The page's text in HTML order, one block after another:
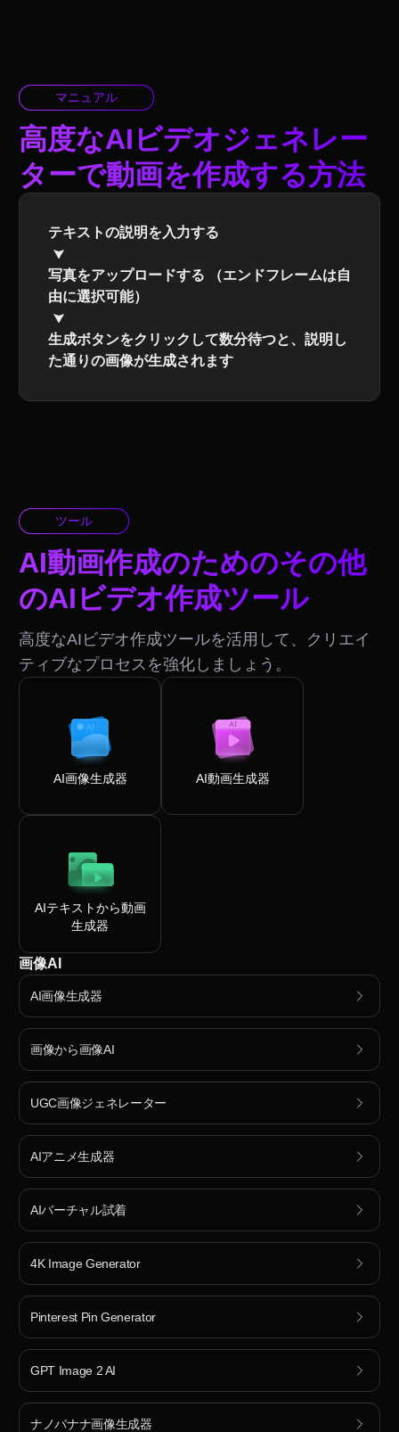
マニュアル
高度なAIビデオジェネレー
ターで動画を作成する方法
テキストの説明を入力する
写真をアップロードする （エンドフレームは自
由に選択可能）
生成ボタンをクリックして数分待つと、説明し
た通りの画像が生成されます
ツール
AI動画作成のためのその他
のAIビデオ作成ツール
高度なAIビデオ作成ツールを活用して、クリエイ
ティブなプロセスを強化しましょう。
AI画像生成器 AI動画生成器
AIテキストから動画
生成器
画像AI
AI画像生成器
画像から画像AI
UGC画像ジェネレーター
AIアニメ生成器
AIバーチャル試着
4K Image Generator
Pinterest Pin Generator
GPT Image 2 AI
ナノバナナ画像生成器